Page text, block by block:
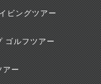
ビングツアー
ゴルフツアー
アー